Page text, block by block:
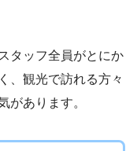
タッフ全員がとにか
、観光で訪れる方々
があります。